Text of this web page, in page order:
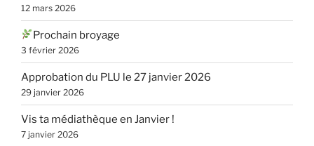
12 mars 2026
Prochain broyage
3 février 2026
Approbation du PLU le 27 janvier 2026
29 janvier 2026
Vis ta médiathèque en Janvier !
7 janvier 2026